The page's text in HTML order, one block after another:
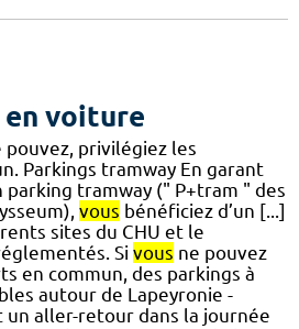
en voiture
pouvez, privilégiez les
Parkings tramway En garant
tramway (" P+tram " des
vous bénéficiez d’un [...]
sites du CHU et le
Si vous ne pouvez
en commun, des parkings à
autour de Lapeyronie -
un aller-retour dans la journée